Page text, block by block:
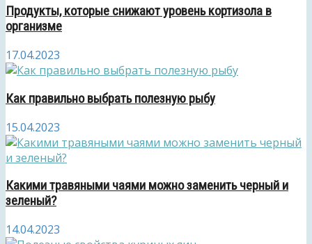
Продукты, которые снижают уровень кортизола в
организме
17.04.2023
Как правильно выбрать полезную рыбу
15.04.2023
Какими травяными чаями можно заменить черный и
зеленый?
14.04.2023